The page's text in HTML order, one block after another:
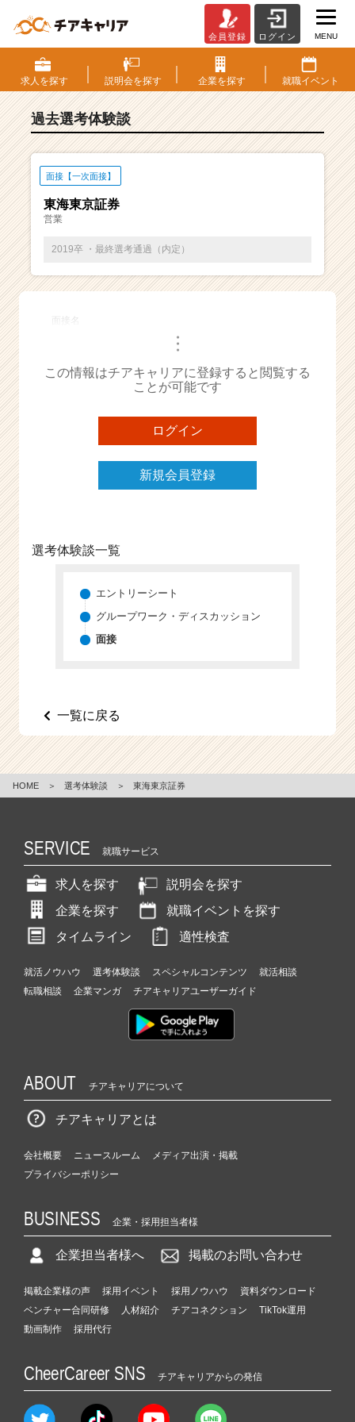
S・
選
考
験
チ
ー・
成
ら
ス
ト
が
届
く
チ
ア
C
a
r）
会員登録 ログイン MENU
求人を探す 説明会を探す 企業を探す 就職イベント
過去選考体験談
面接【一次面接】
東海東京証券
営業
2019卒 ・最終選考通過（内定）
面接名
・・・
この情報はチアキャリアに登録すると閲覧する
ことが可能です
ログイン
新規会員登録
選考体験談一覧
エントリーシート
グループワーク・ディスカッション
面接
一覧に戻る
HOME ＞ 選考体験談 ＞ 東海東京証券
SERVICE 就職サービス
求人を探す
説明会を探す
企業を探す
就職イベントを探す
タイムライン
適性検査
就活ノウハウ 選考体験談 スペシャルコンテンツ
就活相談
転職相談
企業マンガ チアキャリアユーザーガイド
ABOUT チアキャリアについて
チアキャリアとは
会社概要 ニュースルーム
メディア出演・掲載
プライバシーポリシー
BUSINESS 企業・採用担当者様
企業担当者様へ 掲載のお問い合わせ
掲載企業様の声 採用イベント 採用ノウハウ
資料ダウンロード
ベンチャー合同研修
人材紹介 チアコネクション
TikTok運用
動画制作
採用代行
CheerCareer SNS チアキャリアからの発信